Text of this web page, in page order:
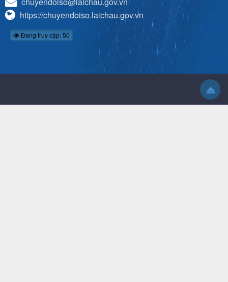
https://chuyendoiso.laichau.gov.vn
Đang truy cập: 50